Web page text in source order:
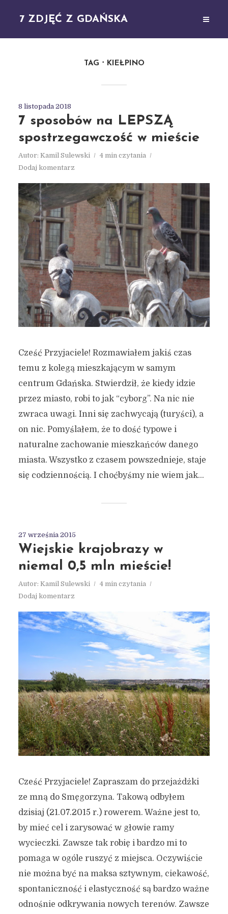
7 ZDJĘĆ Z GDAŃSKA
TAG KIEŁPINO
8 listopada 2018
7 sposobów na LEPSZĄ
spostrzegawczość w mieście
Autor: Kamil Sulewski
4 min czytania
Dodaj komentarz
Cześć Przyjaciele! Rozmawiałem jakiś czas
temu z kolegą mieszkającym w samym
centrum Gdańska. Stwierdził, że kiedy idzie
przez miasto, robi to jak “cyborg”. Na nic nie
zwraca uwagi. Inni się zachwycają (turyści), a
on nic. Pomyślałem, że to dość typowe i
naturalne zachowanie mieszkańców danego
miasta. Wszystko z czasem powszednieje, staje
się codziennością. I choćbyśmy nie wiem jak...
27 września 2015
Wiejskie krajobrazy w
niemal 0,5 mln mieście!
Autor: Kamil Sulewski
4 min czytania
Dodaj komentarz
Cześć Przyjaciele! Zapraszam do przejażdżki
ze mną do Smęgorzyna. Takową odbyłem
dzisiaj (21.07.2015 r.) rowerem. Ważne jest to,
by mieć cel i zarysować w głowie ramy
wycieczki. Zawsze tak robię i bardzo mi to
pomaga w ogóle ruszyć z miejsca. Oczywiście
nie można być na maksa sztywnym, ciekawość,
spontaniczność i elastyczność są bardzo ważne
odnośnie odkrywania nowych terenów. Zawsze